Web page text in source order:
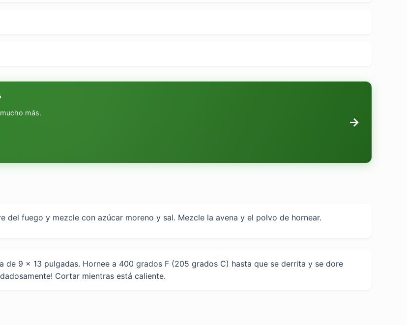
más.
→
del fuego y mezcle con azúcar moreno y sal. Mezcle la avena y el polvo de hornear.
de 9 x 13 pulgadas. Hornee a 400 grados F (205 grados C) hasta que se derrita y se dore
Cortar mientras está caliente.